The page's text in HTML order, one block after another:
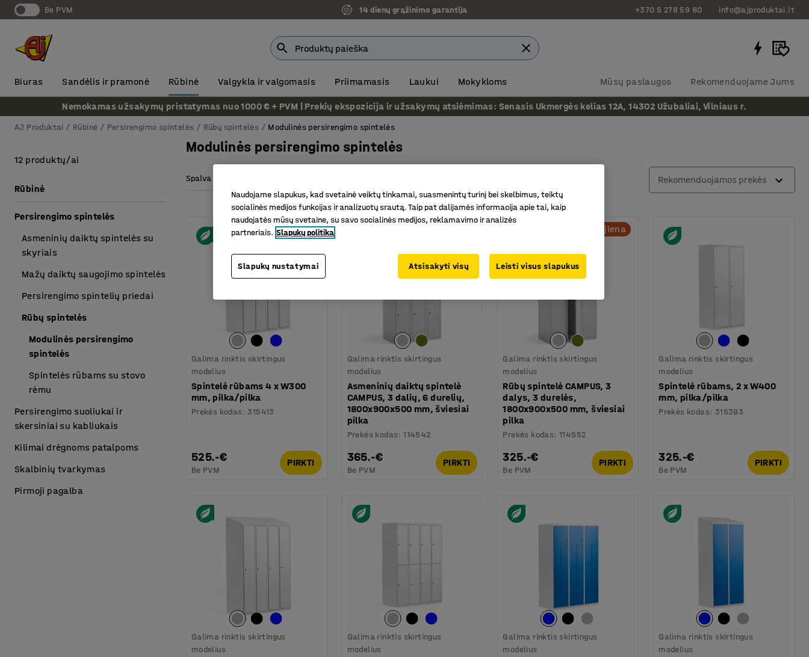
Be PVM 14 dienų grąžinimo garantija +370 5 278 59 80 info@ajproduktai.lt
Biuras Sandėlis ir pramonė Rūbinė Valgykla ir valgomasis Priimamasis Laukui Mokykloms Mūsų paslaugos Rekomenduojame Jums
Nemokamas užsakymų pristatymas nuo 1000 € + PVM | Prekių ekspozicija ir užsakymų atsiėmimas: Senasis Ukmergės kelias 12A, 14302 Užubaliai, Vilniaus r.
AJ Produktai Rūbinė Persirengimo spintelės Rūbų spintelės Modulinės persirengimo spintelės
Modulinės persirengimo spintelės
Spalva durys Rekomenduojamos prekės
Galima rinktis skirtingus
modelius
Spintelė rūbams 4 x W300
mm, pilka/pilka
Prekės kodas :315413
525.-€
Be PVM
PIRKTI
Galima rinktis skirtingus
modelius
Asmeninių daiktų spintelė
CAMPUS, 3 dalių, 6 durelių,
1800x900x500 mm, šviesiai
pilka
Prekės kodas:114542
365.-€
Be PVM
PIRKTI
Naujiena
Galima rinktis skirtingus
modelius
Rūbų spintelė CAMPUS, 3
dalys, 3 durelės,
1800x900x500 mm, šviesiai
pilka
Prekės kodas:114552
325.-€
Be PVM
PIRKTI
Galima rinktis skirtingus
modelius
Spintelė rūbams, 2 x W400
mm, pilka/pilka
Prekės kodas: 315393
325.-€
Be PVM
PIRKTI
Galima rinktis skirtingus
modelius
Galima rinktis skirtingus
modelius
Galima rinktis skirtingus
modelius
Galima rinktis skirtingus
modelius
12 produktų/ai
Rūbinė
Persirengimo spintelės
Asmeninių daiktų spintelės su
skyriais
Mažų daiktų saugojimo spintelės
Persirengimo spintelių priedai
Rūbų spintelės
Modulinės persirengimo
spintelės
Spintelės rūbams su stovo
rėmu
Persirengimo suoliukai ir
skersiniai su kabliukais
Kilimai drėgnoms patalpoms
Skalbinių tvarkymas
Pirmoji pagalba
Naudojame slapukus, kad svetainė veiktų tinkamai, suasmenintų turinį bei skelbimus, teiktų
socialinės medijos funkcijas ir analizuotų srautą. Taip pat dalijamės informacija apie tai, kaip
naudojatės mūsų svetaine, su savo socialinės medijos, reklamavimo ir analizės
partneriais. Slapukų politika
Slapukų nustatymai Atsisakyti visų Leisti visus slapukus